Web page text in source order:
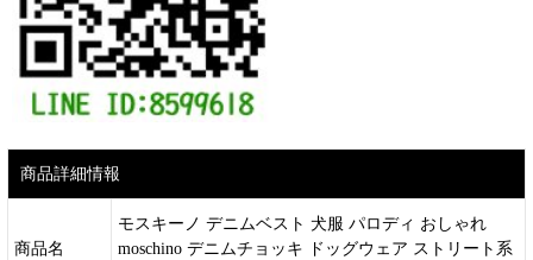
商品詳細情報
商品名
モスキーノ デニムベスト 犬服 パロディ おしゃれ
moschino デニムチョッキ ドッグウェア ストリート系